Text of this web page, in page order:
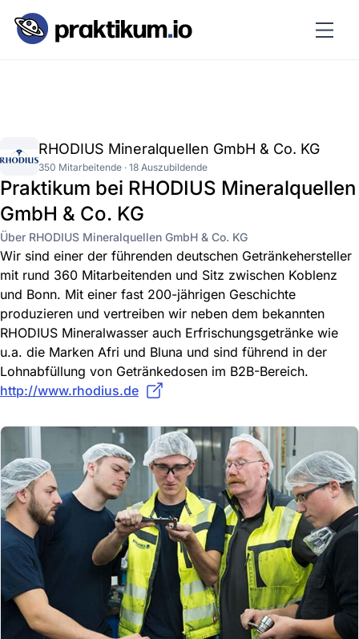
RHODIUS Mineralquellen GmbH & Co. KG
350 Mitarbeitende · 18 Auszubildende
Praktikum bei RHODIUS Mineralquellen
GmbH & Co. KG
Über RHODIUS Mineralquellen GmbH & Co. KG
Wir sind einer der führenden deutschen Getränkehersteller
mit rund 360 Mitarbeitenden und Sitz zwischen Koblenz
und Bonn. Mit einer fast 200-jährigen Geschichte
produzieren und vertreiben wir neben dem bekannten
RHODIUS Mineralwasser auch Erfrischungsgetränke wie
u.a. die Marken Afri und Bluna und sind führend in der
Lohnabfüllung von Getränkedosen im B2B-Bereich.
http://www.rhodius.de